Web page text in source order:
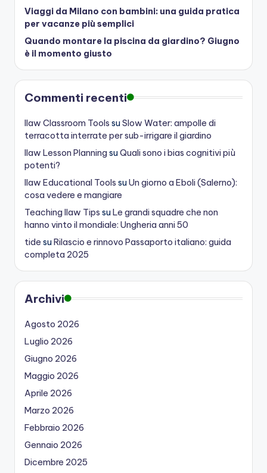
Viaggi da Milano con bambini: una guida pratica
per vacanze più semplici
Quando montare la piscina da giardino? Giugno
è il momento giusto
Commenti recenti
Ilaw Classroom Tools suSlow Water: ampolle di
terracotta interrate per sub-irrigare il giardino
Ilaw Lesson Planning suQuali sono i bias cognitivi più
potenti?
Ilaw Educational Tools suUn giorno a Eboli (Salerno):
cosa vedere e mangiare
Teaching Ilaw Tips suLe grandi squadre che non
hanno vinto il mondiale: Ungheria anni 50
tide suRilascio e rinnovo Passaporto italiano: guida
completa 2025
Archivi
Agosto 2026
Luglio 2026
Giugno 2026
Maggio 2026
Aprile 2026
Marzo 2026
Febbraio 2026
Gennaio 2026
Dicembre 2025